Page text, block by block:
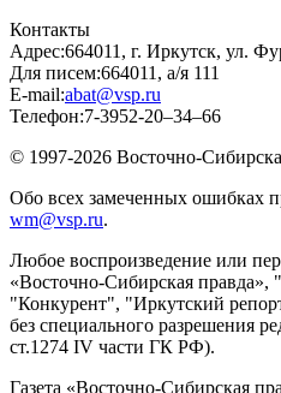
Контакты
Адрес:664011, г. Иркутск, ул.
Для писем:664011, а/я 111
E-mail:abat@vsp.ru
Телефон:7-3952-20–34–66
© 1997-2026 Восточно-
Обо всех замеченных ошибках
wm@vsp.ru.
Любое воспроизведение или
«Восточно-Сибирская правда»,
"Конкурент", "Иркутский
без специального разрешения
ст.1274 IV части ГК РФ).
Газета «Восточно-Сибирская